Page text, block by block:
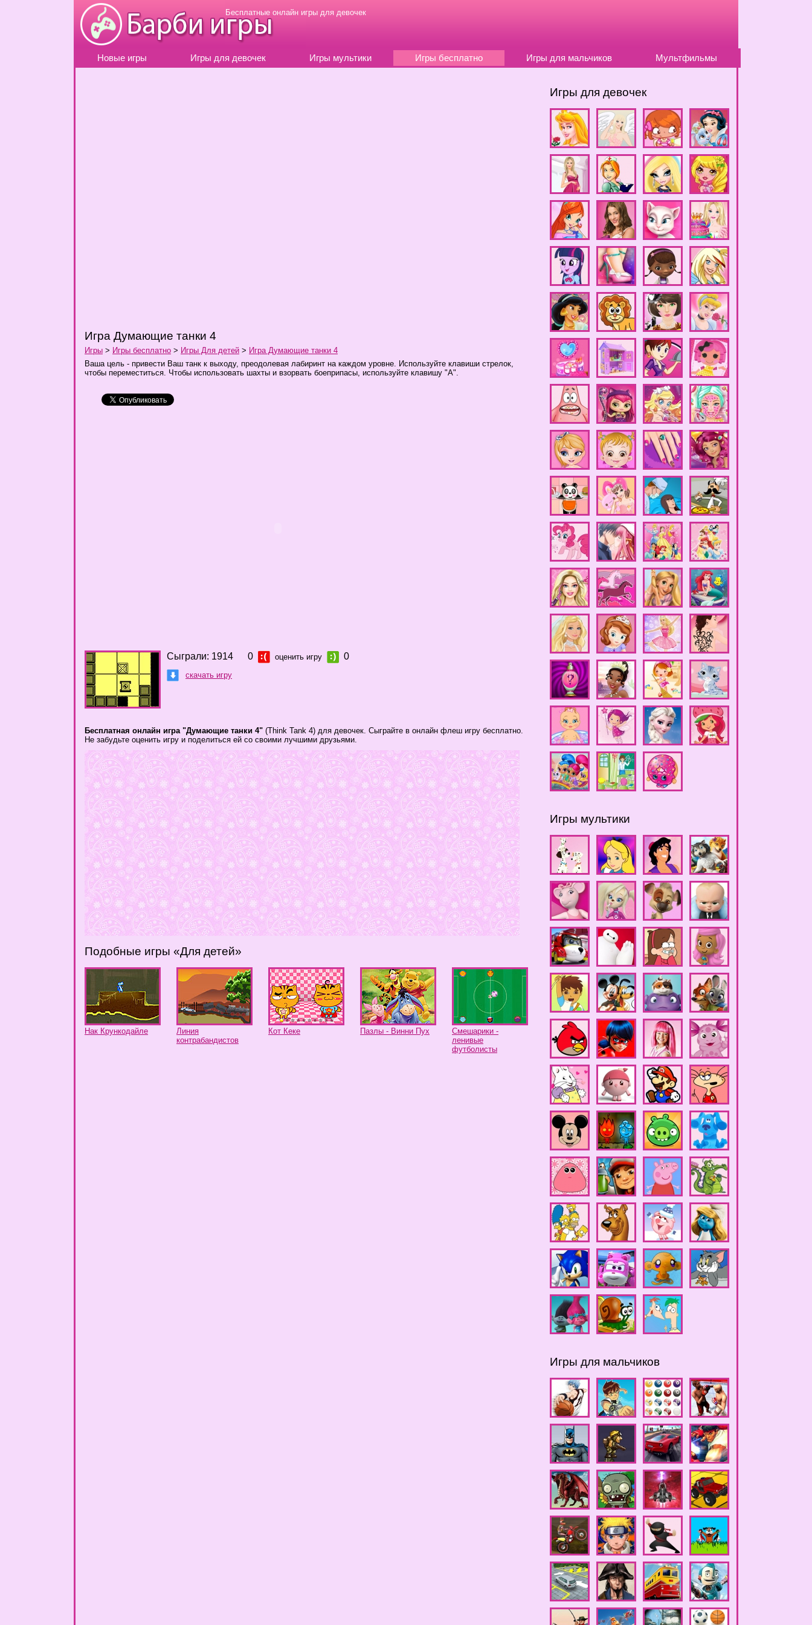
Бесплатные онлайн игры для девочек
Новые игры Игры для девочек Игры мультики Игры бесплатно Игры для мальчиков Мультфильмы
Игра Думающие танки 4
Игры > Игры бесплатно > Игры Для детей > Игра Думающие танки 4
Ваша цель - привести Ваш танк к выходу, преодолевая лабиринт на каждом уровне. Используйте клавиши стрелок,
чтобы переместиться. Чтобы использовать шахты и взорвать боеприпасы, используйте клавишу "А".
Сыграли: 1914 0 оценить игру 0
скачать игру
Бесплатная онлайн игра "Думающие танки 4" (Think Tank 4) для девочек. Сыграйте в онлайн флеш игру бесплатно.
Не забудьте оценить игру и поделиться ей со своими лучшими друзьями.
Подобные игры «Для детей»
Нак Крункодайле
Линия
контрабандистов
Кот Кеке Пазлы - Винни Пух
Смешарики -
ленивые
футболисты
Игры для девочек
Игры мультики
Игры для мальчиков